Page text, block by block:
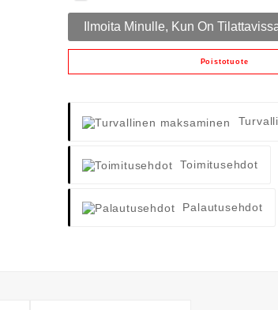
Ilmoita Minulle, Kun On
Poistotuote
Toimitusehdot
Palautusehdot